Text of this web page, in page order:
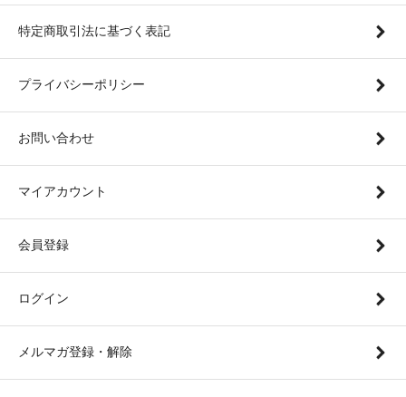
特定商取引法に基づく表記
プライバシーポリシー
お問い合わせ
マイアカウント
会員登録
ログイン
メルマガ登録・解除